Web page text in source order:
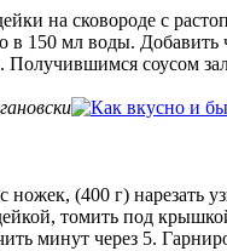
на сковороде с
в 150 мл воды.
Получившимся соусом
ножек, (400 г) нарезать
томить под
минут через 5.